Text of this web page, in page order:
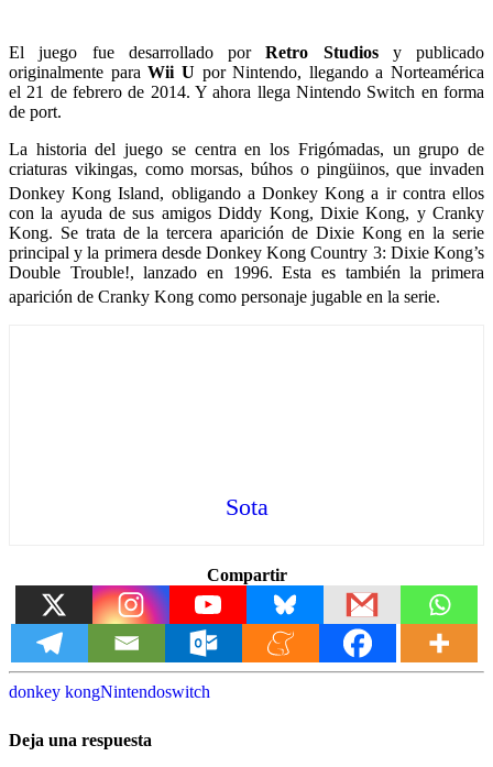
El juego fue desarrollado porRetro Studiosy publicado
originalmente paraWii U por Nintendo, llegando a Norteamérica
el 21 de febrero de 2014. Y ahora llega Nintendo Switch en forma
de port.
La historia del juego se centra en los Frigómadas, un grupo de
criaturas vikingas, como morsas, búhos o pingüinos, que invaden
Donkey Kong Island, ​ obligando a Donkey Kong a ir contra ellos
con la ayuda de sus amigos Diddy Kong, Dixie Kong, y Cranky
Kong. Se trata de la tercera aparición de Dixie Kong en la serie
principal y la primera desde Donkey Kong Country 3: Dixie Kong’s
Double Trouble!, lanzado en 1996. Esta es también la primera
aparición de Cranky Kong como personaje jugable en la serie.
Sota
Compartir
donkey kongNintendoswitch
Deja una respuesta